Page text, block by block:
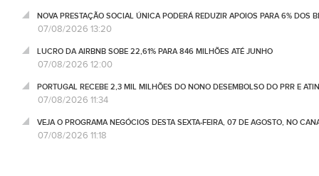
NOVA PRESTAÇÃO SOCIAL ÚNICA PODERÁ REDUZIR APOIOS PARA 6% DOS
07/08/2026 13:20
LUCRO DA AIRBNB SOBE 22,61% PARA 846 MILHÕES ATÉ JUNHO
07/08/2026 12:00
PORTUGAL RECEBE 2,3 MIL MILHÕES DO NONO DESEMBOLSO DO PRR E
07/08/2026 11:34
VEJA O PROGRAMA NEGÓCIOS DESTA SEXTA-FEIRA, 07 DE AGOSTO, NO
07/08/2026 11:18